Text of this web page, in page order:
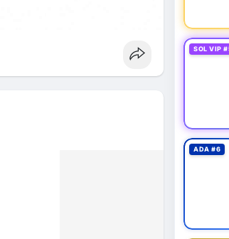
SOL VIP
ADA #6